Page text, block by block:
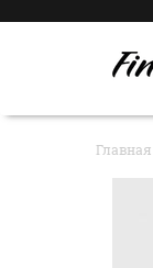
Главная